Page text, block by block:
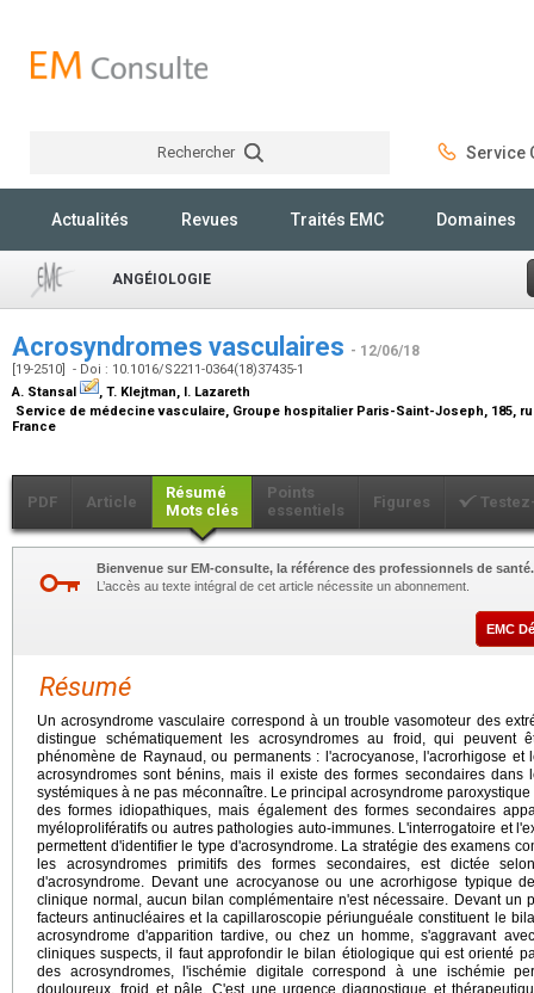
Rechercher Service
Actualités Revues Traités EMC Domaines
ANGÉIOLOGIE
Acrosyndromes vasculaires - 12/06/18
[19-2510] - Doi : 10.1016/S2211-0364(18)37435-1
A. Stansal
, T. Klejtman, I. Lazareth
Service de médecine vasculaire, Groupe hospitalier Paris-Saint-Joseph, 185,
France
PDF Article
Résumé
Mots clés
Points
essentiels
Figures
Bienvenue sur EM-consulte, la référence des professionnels de santé.
L’accès au texte intégral de cet article nécessite un abonnement.
EMC
Résumé
Un acrosyndrome vasculaire correspond à un trouble vasomoteur des
distingue schématiquement les acrosyndromes au froid, qui peuvent
phénomène de Raynaud, ou permanents : l'acrocyanose, l'acrorhigose
acrosyndromes sont bénins, mais il existe des formes secondaires
systémiques à ne pas méconnaître. Le principal acrosyndrome
des formes idiopathiques, mais également des formes secondaires
myéloprolifératifs ou autres pathologies auto-immunes. L'interrogatoire et
permettent d'identifier le type d'acrosyndrome. La stratégie des examens
les acrosyndromes primitifs des formes secondaires, est dictée
d'acrosyndrome. Devant une acrocyanose ou une acrorhigose typique
clinique normal, aucun bilan complémentaire n'est nécessaire. Devant un
facteurs antinucléaires et la capillaroscopie périunguéale constituent le
acrosyndrome d'apparition tardive, ou chez un homme, s'aggravant
cliniques suspects, il faut approfondir le bilan étiologique qui est orienté
des acrosyndromes, l'ischémie digitale correspond à une ischémie
douloureux, froid et pâle. C'est une urgence diagnostique et